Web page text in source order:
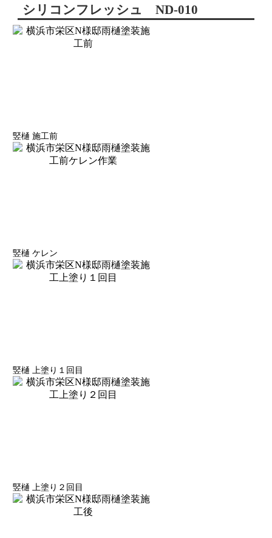
シリコンフレッシュ ND-010
竪樋 施工前
竪樋 ケレン
竪樋 上塗り１回目
竪樋 上塗り２回目